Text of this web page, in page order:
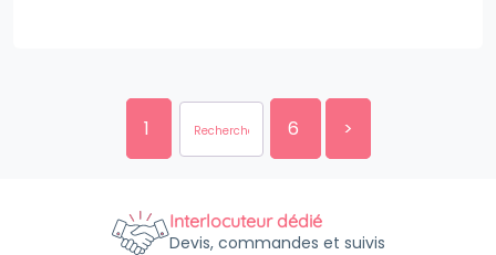
1 6 >
Interlocuteur dédié
Devis, commandes et suivis